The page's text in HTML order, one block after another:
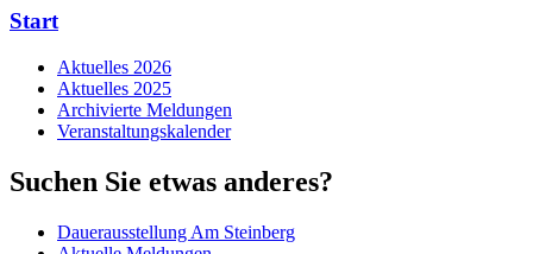
Start
Aktuelles 2026
Aktuelles 2025
Archivierte Meldungen
Veranstaltungskalender
Suchen Sie etwas anderes?
Dauerausstellung Am Steinberg